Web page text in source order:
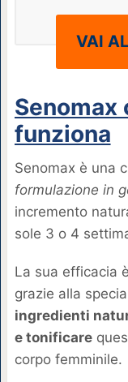
VAI
Senomax
funziona
Senomax è una
formulazione in
incremento
sole 3 o 4
La sua efficacia
grazie alla
ingredienti
e tonificare
corpo femminile.